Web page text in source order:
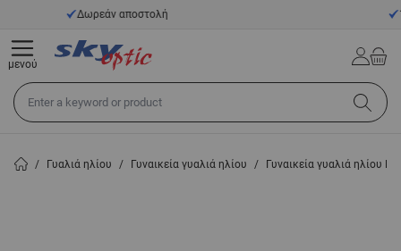
Μετάβαση στο περιεχόμενο
Αναζήτηση σε όλο το κατάστημα...
μενού
/ Γυαλιά ηλίου / Γυναικεία γυαλιά ηλίου / Γυναικεία γυαλιά ηλίου